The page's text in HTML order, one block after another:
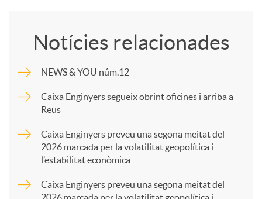
m
p
a
Notícies relacionades
NEWS & YOU núm.12
Caixa Enginyers segueix obrint oficines i arriba a
Reus
Caixa Enginyers preveu una segona meitat del
2026 marcada per la volatilitat geopolítica i
l’estabilitat econòmica
Caixa Enginyers preveu una segona meitat del